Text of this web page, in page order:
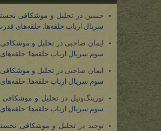
حسین در تحلیل و موشکافی
سریال ارباب حلقه‌ها: حلقه‌های
ایمان صاحبی در تحلیل و
سوم سریال ارباب حلقه‌ها:
ایمان صاحبی در تحلیل و
سوم سریال ارباب حلقه‌ها:
تورینگ‌وتیل در تحلیل و
سوم سریال ارباب حلقه‌ها:
توحید درتحلیل و موشکافی